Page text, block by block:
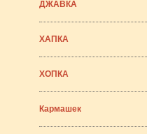
ДЖАВКА
ХАПКА
ХОПКА
Кармашек